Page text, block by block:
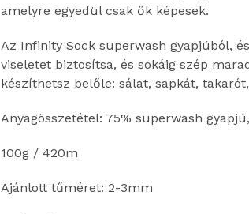
amelyre egyedül csak ők képesek.
Az Infinity Sock superwash gyapjúból,
viseletet biztosítsa, és sokáig szép
készíthetsz belőle: sálat, sapkát,
Anyagösszetétel: 75% superwash
100g / 420m
Ajánlott tűméret: 2-3mm